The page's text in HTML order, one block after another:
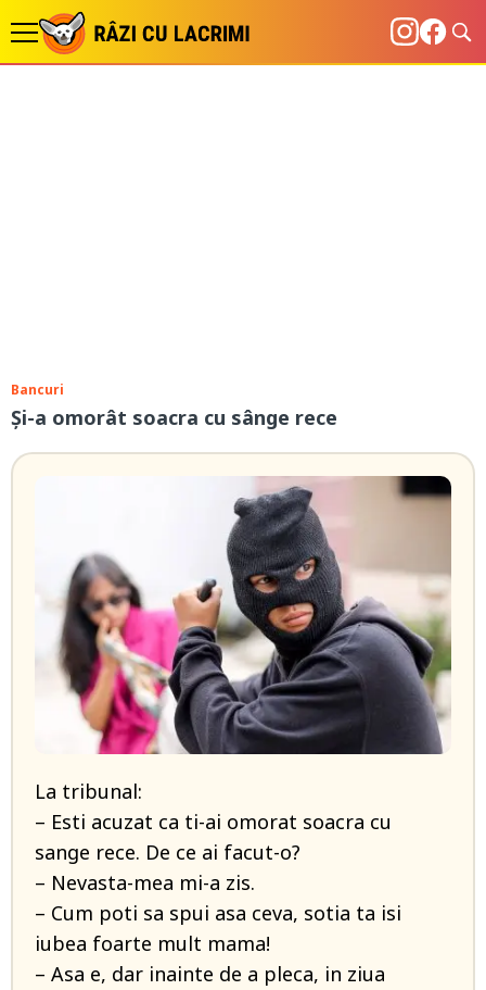
Bancuri
Și-a omorât soacra cu sânge rece
La tribunal:
– Esti acuzat ca ti-ai omorat soacra cu
sange rece. De ce ai facut-o?
– Nevasta-mea mi-a zis.
– Cum poti sa spui asa ceva, sotia ta isi
iubea foarte mult mama!
– Asa e, dar inainte de a pleca, in ziua